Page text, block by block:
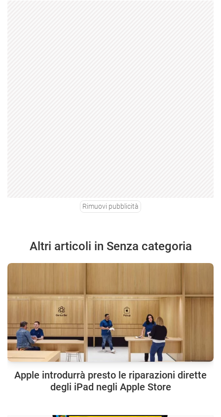
Rimuovi pubblicità
Altri articoli in Senza categoria
Apple introdurrà presto le riparazioni dirette
degli iPad negli Apple Store